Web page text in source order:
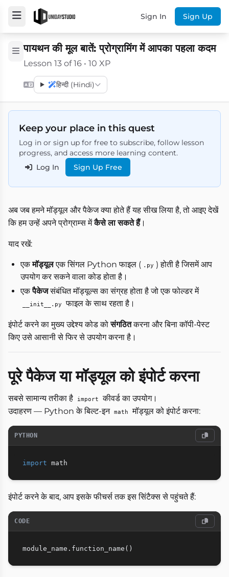
Sign In Sign Up
पायथन की मूल बातें: प्रोग्रामिंग में आपका पहला कदम
Lesson 13 of 16 • 10 XP
हिन्दी (Hindi)
Keep your place in this quest
Log in or sign up for free to subscribe, follow lesson
progress, and access more learning content.
Log In
Sign Up Free
अब जब हमने मॉड्यूल और पैकेज क्या होते हैं यह सीख लिया है, तो आइए देखें
कि हम उन्हें अपने प्रोग्राम्स मेंकैसे ला सकते हैं।
याद रखें:
एकमॉड्यूलएक सिंगल Python फाइल ( .py ) होती है जिसमें आप
उपयोग कर सकने वाला कोड होता है।
एकपैकेजसंबंधित मॉड्यूल्स का संग्रह होता है जो एक फोल्डर में
__init__.py फाइल के साथ रहता है।
इंपोर्ट करने का मुख्य उद्देश्य कोड कोसंगठितकरना और बिना कॉपी-पेस्ट
किए उसे आसानी से फिर से उपयोग करना है।
पूरे पैकेज या मॉड्यूल को इंपोर्ट करना
सबसे सामान्य तरीका है import कीवर्ड का उपयोग।
उदाहरण — Python के बिल्ट-इन math मॉड्यूल को इंपोर्ट करना:
PYTHON
import
इंपोर्ट करने के बाद, आप इसके फीचर्स तक इस सिंटैक्स से पहुंचते हैं:
CODE